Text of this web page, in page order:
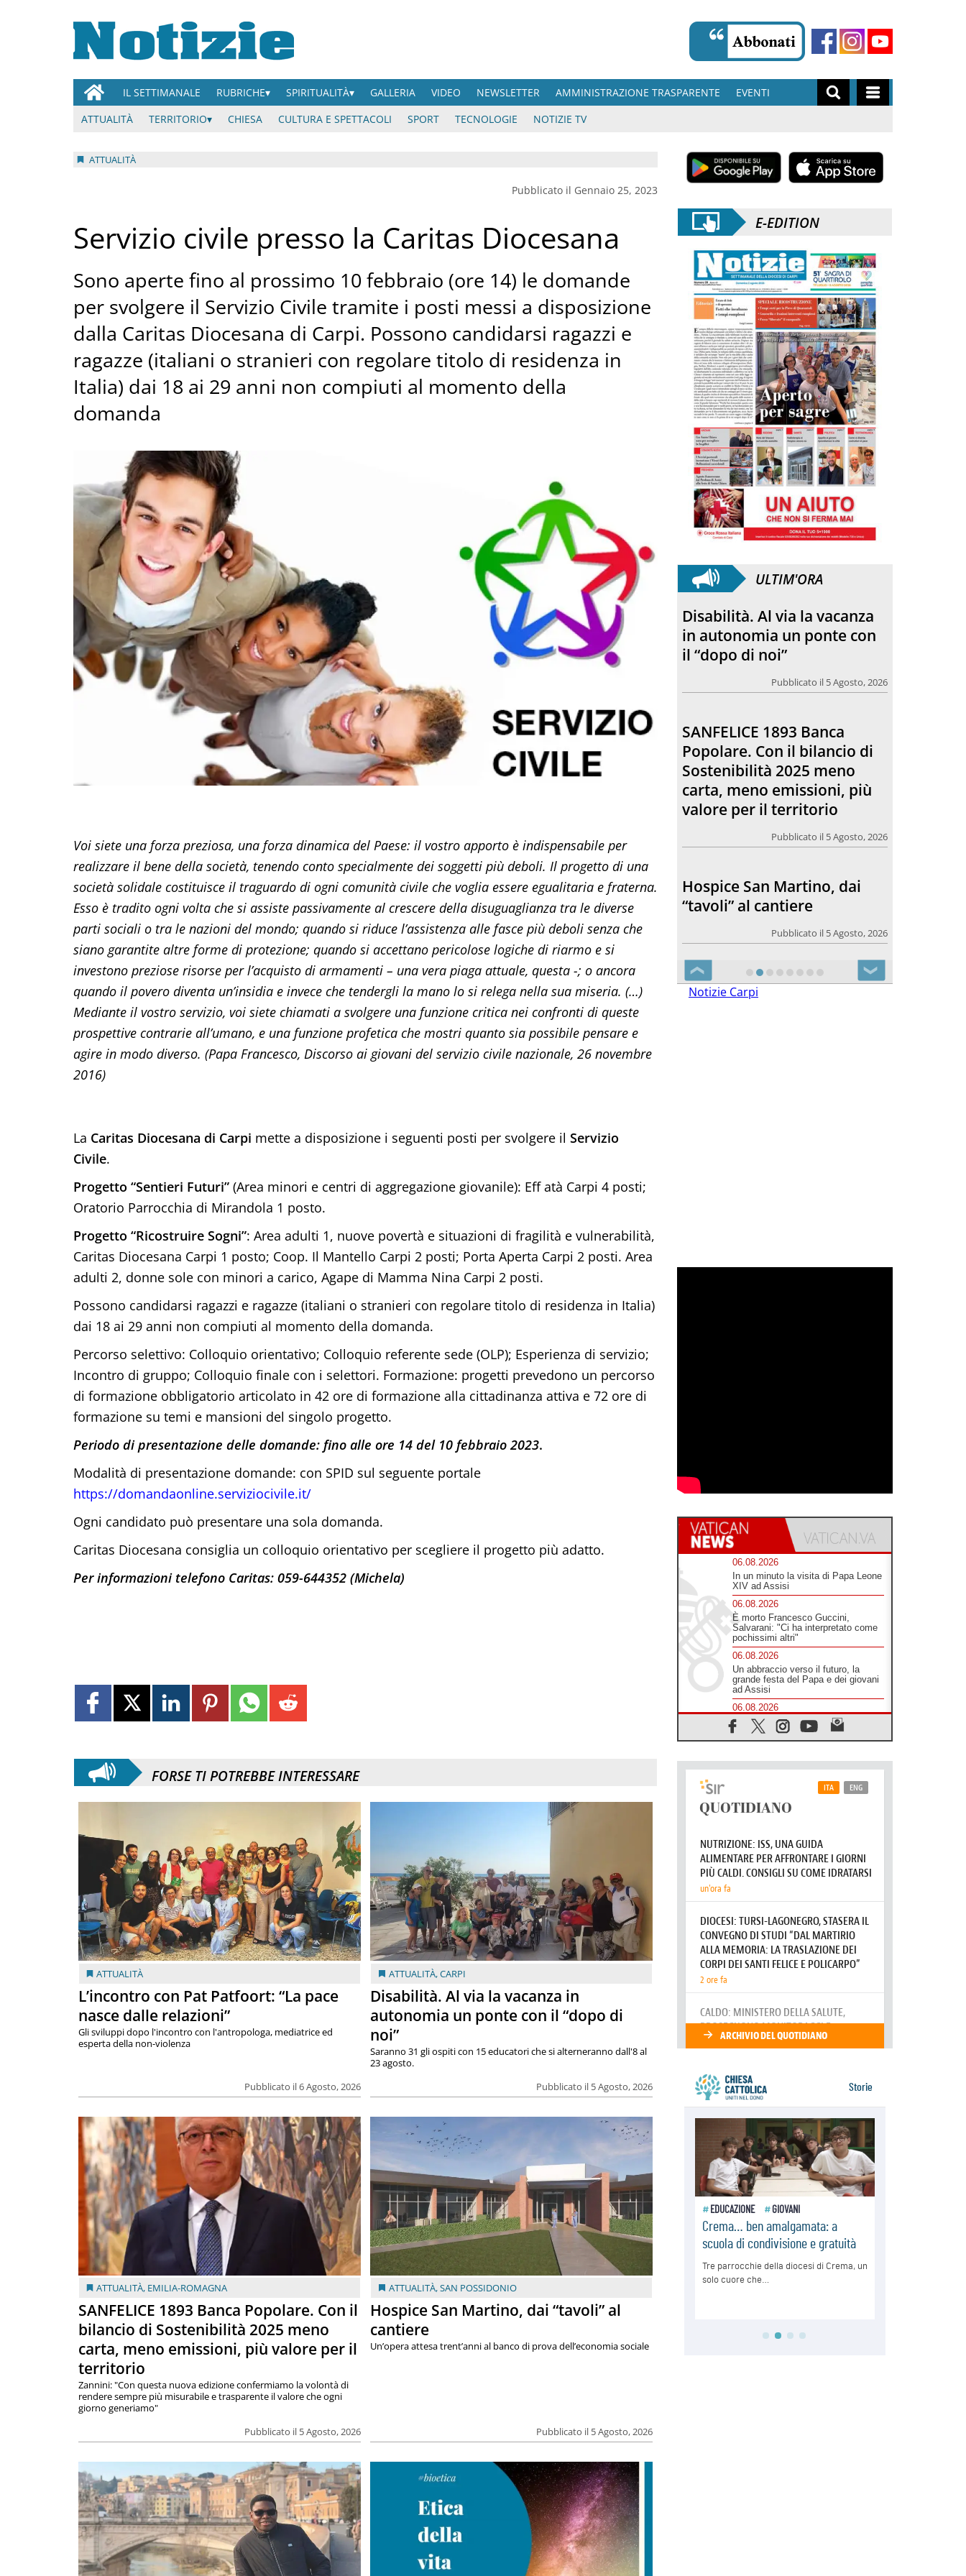
IL SETTIMANALE RUBRICHE SPIRITUALITÀ GALLERIA VIDEO NEWSLETTER AMMINISTRAZIONE TRASPARENTE
EVENTI
ATTUALITÀ
TERRITORIO CHIESA CULTURA E SPETTACOLI SPORT TECNOLOGIE NOTIZIE TV
ATTUALITÀ
Pubblicato il Gennaio 25, 2023
Servizio civile presso la Caritas Diocesana
Sono aperte fino al prossimo 10 febbraio (ore 14) le domande
per svolgere il Servizio Civile tramite i posti messi a disposizione
dalla Caritas Diocesana di Carpi. Possono candidarsi ragazzi e
ragazze (italiani o stranieri con regolare titolo di residenza in
Italia) dai 18 ai 29 anni non compiuti al momento della
domanda
Voi siete una forza preziosa, una forza dinamica del Paese: il vostro apporto è indispensabile per
realizzare il bene della società, tenendo conto specialmente dei soggetti più deboli. Il progetto di una
società solidale costituisce il traguardo di ogni comunità civile che voglia essere egualitaria e fraterna.
Esso è tradito ogni volta che si assiste passivamente al crescere della disuguaglianza tra le diverse
parti sociali o tra le nazioni del mondo; quando si riduce l’assistenza alle fasce più deboli senza che
siano garantite altre forme di protezione; quando si accettano pericolose logiche di riarmo e si
investono preziose risorse per l’acquisto di armamenti – una vera piaga attuale, questa -; o ancora
quando il povero diventa un’insidia e invece che tendergli la mano lo si relega nella sua miseria. (…)
Mediante il vostro servizio, voi siete chiamati a svolgere una funzione critica nei confronti di queste
prospettive contrarie all’umano, e una funzione profetica che mostri quanto sia possibile pensare e
agire in modo diverso. (Papa Francesco, Discorso ai giovani del servizio civile nazionale, 26 novembre
2016)
La Caritas Diocesana di Carpi mette a disposizione i seguenti posti per svolgere il Servizio
Civile.
Progetto “Sentieri Futuri” (Area minori e centri di aggregazione giovanile): Eff atà Carpi 4 posti;
Oratorio Parrocchia di Mirandola 1 posto.
Progetto “Ricostruire Sogni”: Area adulti 1, nuove povertà e situazioni di fragilità e vulnerabilità,
Caritas Diocesana Carpi 1 posto; Coop. Il Mantello Carpi 2 posti; Porta Aperta Carpi 2 posti. Area
adulti 2, donne sole con minori a carico, Agape di Mamma Nina Carpi 2 posti.
Possono candidarsi ragazzi e ragazze (italiani o stranieri con regolare titolo di residenza in Italia)
dai 18 ai 29 anni non compiuti al momento della domanda.
Percorso selettivo: Colloquio orientativo; Colloquio referente sede (OLP); Esperienza di servizio;
Incontro di gruppo; Colloquio finale con i selettori. Formazione: progetti prevedono un percorso
di formazione obbligatorio articolato in 42 ore di formazione alla cittadinanza attiva e 72 ore di
formazione su temi e mansioni del singolo progetto.
Periodo di presentazione delle domande: fino alle ore 14 del 10 febbraio 2023.
Modalità di presentazione domande: con SPID sul seguente portale
https://domandaonline.serviziocivile.it/
Ogni candidato può presentare una sola domanda.
Caritas Diocesana consiglia un colloquio orientativo per scegliere il progetto più adatto.
Per informazioni telefono Caritas: 059-644352 (Michela)
FORSE TI POTREBBE INTERESSARE
ATTUALITÀ
L’incontro con Pat Patfoort: “La pace
nasce dalle relazioni”
Pubblicato il 6 Agosto, 2026
Gli sviluppi dopo l'incontro con l'antropologa, mediatrice ed
esperta della non-violenza
ATTUALITÀ,CARPI
Disabilità. Al via la vacanza in
autonomia un ponte con il “dopo di
noi”
Pubblicato il 5 Agosto, 2026
Saranno 31 gli ospiti con 15 educatori che si alterneranno dall'8 al
23 agosto.
ATTUALITÀ, EMILIA-ROMAGNA
SANFELICE 1893 Banca Popolare. Con il
bilancio di Sostenibilità 2025 meno
carta, meno emissioni, più valore per il
territorio
Pubblicato il 5 Agosto, 2026
Zannini: "Con questa nuova edizione confermiamo la volontà di
rendere sempre più misurabile e trasparente il valore che ogni
giorno generiamo"
ATTUALITÀ,SAN POSSIDONIO
Hospice San Martino, dai “tavoli” al
cantiere
Pubblicato il 5 Agosto, 2026
Un’opera attesa trent’anni al banco di prova dell’economia sociale
E-EDITION
ULTIM'ORA
SANFELICE 1893 Banca
Popolare. Con il bilancio di
Sostenibilità 2025 meno
carta, meno emissioni, più
valore per il territorio
Hospice San Martino, dai
“tavoli” al cantiere
Pubblicato il 5 Agosto, 2026
Comunicare bene, una
anche il rapporto tra la
chiesa e l’opinione pubblica
Pubblicato il 5 Agosto, 2026
❮ ❯
Notizie Carpi
06.08.2026
In un minuto la visita di Papa Leone
XIV ad Assisi
06.08.2026
È morto Francesco Guccini,
Salvarani: "Ci ha interpretato come
pochissimi altri"
06.08.2026
Un abbraccio verso il futuro, la
grande festa del Papa e dei giovani
ad Assisi
06.08.2026
Il grazie dei giovani al Papa: "Oggi
ci sentiamo Chiesa"
Leone XIV: la rivoluzione del
Vangelo abbatte i muri che
separano gli esseri umani
06.08.2026
Fra Marco Vianelli: alla scuola di
06.08.2026
Hiroshima, ad 81 anni dalla bomba
resta alto il richiamo al disarmo
06.08.2026
Il Papa con i giovani ad Assisi:
costruire la civiltà dell'amore non
delle contrapposizioni
06.08.2026
Hiroshima e Nagasaki, 81 anni
preghiera per la pace"
06.08.2026
Santa Maria degli Angeli, quando un
Santuario custodisce le origini